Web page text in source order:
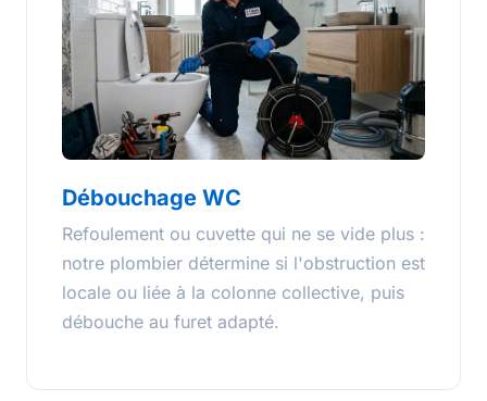
Débouchage WC
Refoulement ou cuvette qui ne se vide plus :
notre plombier détermine si l'obstruction est
locale ou liée à la colonne collective, puis
débouche au furet adapté.